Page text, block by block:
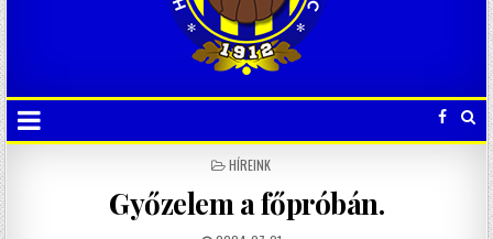
POSTED
HÍREINK
Győzelem a főpróbán.